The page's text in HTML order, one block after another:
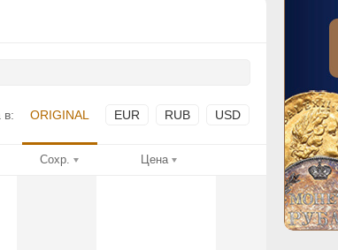
в: ORIGINAL EUR RUB USD
Сохр. Цена